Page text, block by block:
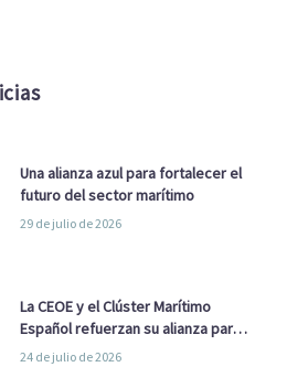
Una alianza azul para fortalecer el
futuro del sector marítimo
29 de julio de 2026
La CEOE y el Clúster Marítimo
Español refuerzan su alianza para
impulsar una estrategia Nacional
24 de julio de 2026